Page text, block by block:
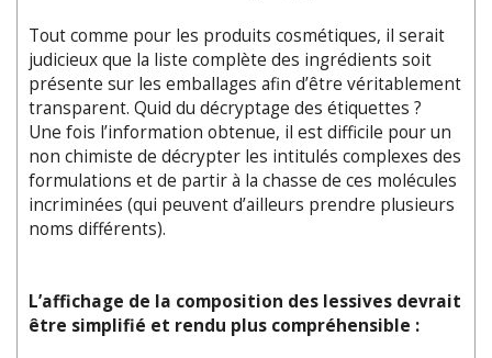
Tout comme pour les produits cosmétiques, il serait
judicieux que la liste complète des ingrédients soit
présente sur les emballages afin d’être véritablement
transparent. Quid du décryptage des étiquettes ?
Une fois l’information obtenue, il est difficile pour un
non chimiste de décrypter les intitulés complexes des
formulations et de partir à la chasse de ces molécules
incriminées (qui peuvent d’ailleurs prendre plusieurs
noms différents).
L’affichage de la composition des lessives devrait
être simplifié et rendu plus compréhensible :